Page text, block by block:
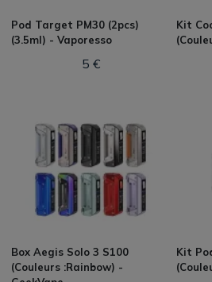
Pod Target PM30 (2pcs)
(3.5ml) - Vaporesso
5 €
Kit
Box Aegis Solo 3 S100
(Couleurs :Rainbow) -
Kit